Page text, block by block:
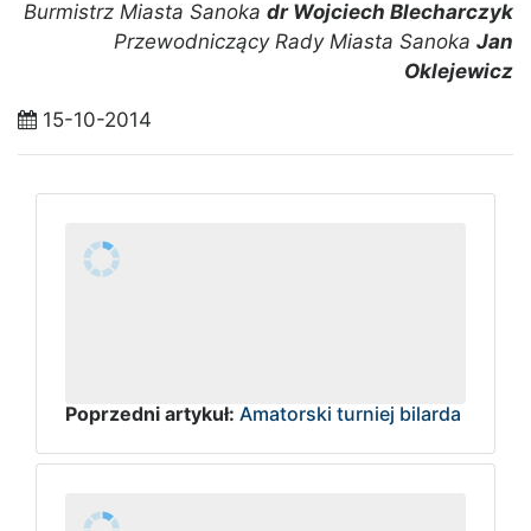
Burmistrz Miasta Sanoka dr Wojciech Blecharczyk
Przewodniczący Rady Miasta Sanoka Jan
Oklejewicz
15-10-2014
Poprzedni artykuł: Amatorski turniej bilarda